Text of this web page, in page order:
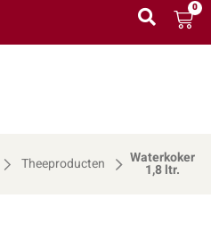
0
Theeproducten Waterkoker
1,8 ltr.